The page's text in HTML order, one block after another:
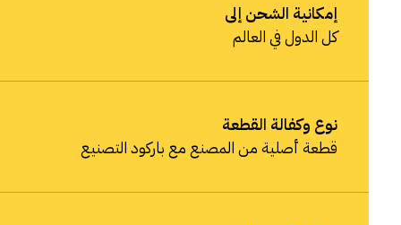
إمكانية الشحن إلى
كل الدول في العالم
نوع وكفالة القطعة
قطعة أصلية من المصنع مع باركود التصنيع